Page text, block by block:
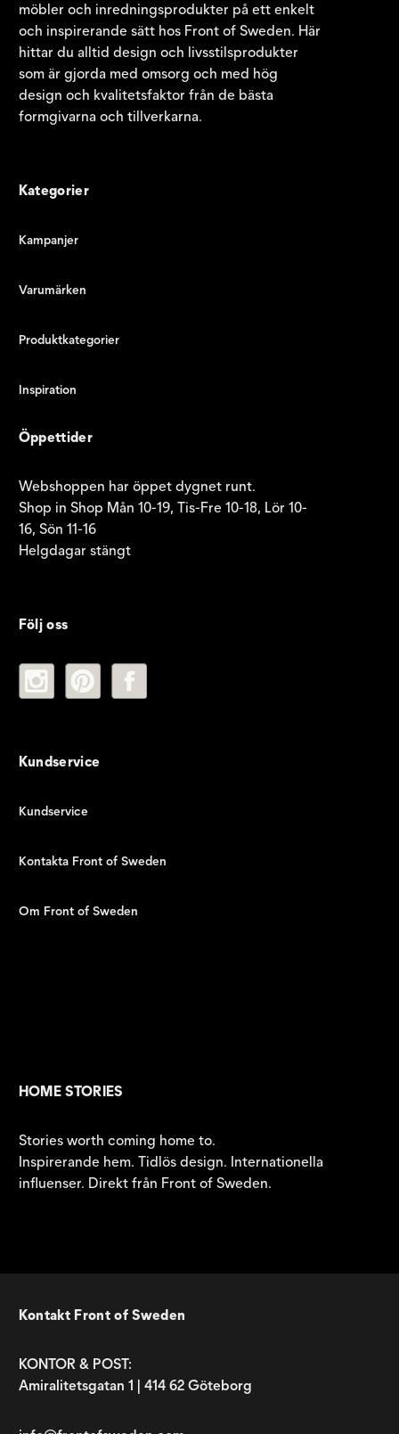
möbler och inredningsprodukter på ett enkelt
och inspirerande sätt hos Front of Sweden. Här
hittar du alltid design och livsstilsprodukter
som är gjorda med omsorg och med hög
design och kvalitetsfaktor från de bästa
formgivarna och tillverkarna.
Kategorier
Kampanjer
Varumärken
Produktkategorier
Inspiration
Öppettider
Webshoppen har öppet dygnet runt.
Shop in Shop Mån 10-19, Tis-Fre 10-18, Lör 10-
16, Sön 11-16
Helgdagar stängt
Följ oss
Kundservice
Kundservice
Kontakta Front of Sweden
Om Front of Sweden
HOME STORIES
Stories worth coming home to.
Inspirerande hem. Tidlös design. Internationella
influenser. Direkt från Front of Sweden.
Kontakt Front of Sweden
KONTOR & POST:
Amiralitetsgatan 1 | 414 62 Göteborg